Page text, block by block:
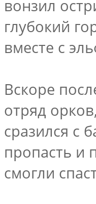
вонзил
глубокий
вместе с
Вскоре
отряд
сразился с
пропасть и
смогли